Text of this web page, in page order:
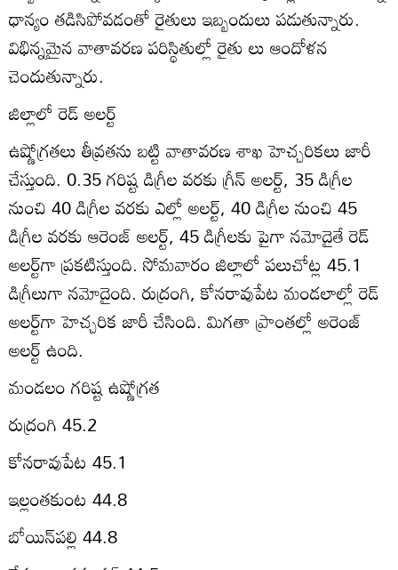
ధాన్యం తడిసిపోవడంతో రైతులు ఇబ్బందులు పడుతున్నారు.
విభిన్నమైన వాతావరణ పరిస్థితుల్లో రైతు లు ఆందోళన
చెందుతున్నారు.
జిల్లాలో రెడ్‌ అలర్ట్‌
ఉష్ణోగ్రతలు తీవ్రతను బట్టి వాతావరణ శాఖ హెచ్చరికలు జారీ
చేస్తుంది. 0.35 గరిష్ట డిగ్రీల వరకు గ్రీన్‌ అలర్ట్‌, 35 డిగ్రీల
నుంచి 40 డిగ్రీల వరకు ఎల్లో అలర్ట్‌, 40 డిగ్రీల నుంచి 45
డిగ్రీల వరకు ఆరెంజ్‌ అలర్ట్‌, 45 డిగ్రీలకు పైగా నమోదైతే రెడ్‌
అలర్ట్‌గా ప్రకటిస్తుంది. సోమవారం జిల్లాలో పలుచోట్ల 45.1
డిగ్రీలుగా నమోదైంది. రుద్రంగి, కోనరావుపేట మండలాల్లో రెడ్‌
అలర్ట్‌గా హెచ్చరిక జారీ చేసింది. మిగతా ప్రాంతల్లో అరెంజ్‌
అలర్ట్‌ ఉంది.
మండలం గరిష్ట ఉష్ణోగ్రత
రుద్రంగి 45.2
కోనరావుపేట 45.1
ఇల్లంతకుంట 44.8
బోయిన్‌పల్లి 44.8